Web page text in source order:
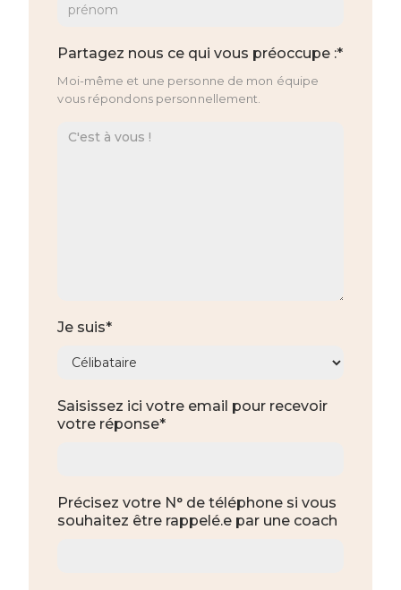
Partagez nous ce qui vous préoccupe :*
Moi-même et une personne de mon équipe
vous répondons personnellement.
Je suis*
Saisissez ici votre email pour recevoir
votre réponse*
Précisez votre N° de téléphone si vous
souhaitez être rappelé.e par une coach